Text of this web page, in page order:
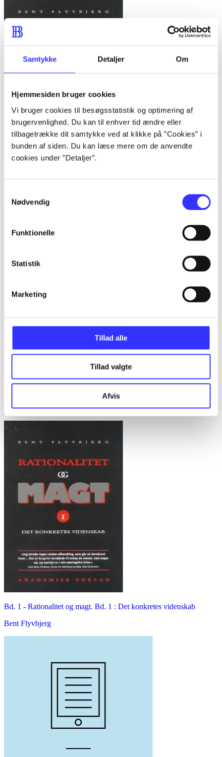
Samtykke Detaljer Om
Hjemmesiden bruger cookies
Vi bruger cookies til besøgsstatistik og optimering af
brugervenlighed. Du kan til enhver tid ændre eller
tilbagetrække dit samtykke ved at klikke på ”Cookies” i
bunden af siden. Du kan læse mere om de anvendte
cookies under ”Detaljer”.
Nødvendig
Funktionelle
Statistik
Marketing
Tillad alle
Tillad valgte
Afvis
Rationalitet og magt. Bd. 1 : Det konkretes videnskab
Bent Flyvbjerg
Bd. 1 - Rationalitet og magt. Bd. 1 : Det konkretes videnskab
Bent Flyvbjerg